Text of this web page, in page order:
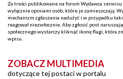
Za treści publikowane na forum Wydawca
wyłącznie opiniami osób, które je zamieszczają.
mechanizm zgłaszania nadużyć i w przypadku
reagował niezwłocznie. Aby zgłosić post
społecznego wystarczy kliknąć ikonę flagi, która
wpisu.
ZOBACZ MULTIMEDIA
dotyczące tej postaci w portalu